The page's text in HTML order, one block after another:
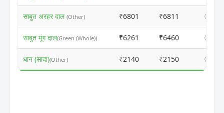
साबुत अरहर दाल (Other) ₹6801 ₹6811 ⓘ
साबुत मूंग दाल(Green (Whole)) ₹6261 ₹6460 ⓘ
धान (सादा)(Other) ₹2140 ₹2150 ⓘ